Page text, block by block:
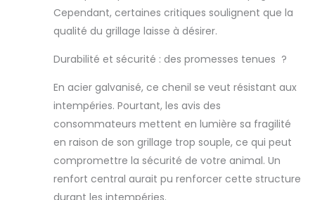
tout simplement
de se reposer.
【Construction
fabriquée en
très résistant, la
cage pour chien
est robuste et
durable. 【Porte
verrouillable :】 la
niche extérieure
pour chien a une
Cependant, certaines critiques soulignent que la
qualité du grillage laisse à désirer.
Durabilité et sécurité : des promesses tenues ?
En acier galvanisé, ce chenil se veut résistant aux
intempéries. Pourtant, les avis des
consommateurs mettent en lumière sa fragilité
en raison de son grillage trop souple, ce qui peut
compromettre la sécurité de votre animal. Un
renfort central aurait pu renforcer cette structure
durant les intempéries.